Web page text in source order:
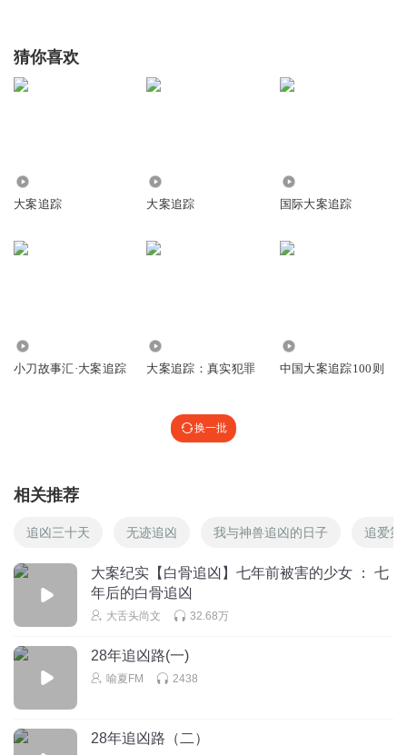
猜你喜欢
大案追踪 大案追踪 国际大案追踪
小刀故事汇·大案追踪 大案追踪：真实犯罪 中国大案追踪100则
换一批
相关推荐
追凶三十天 无迹追凶 我与神兽追凶的日子 追爱第
大案纪实【白骨追凶】七年前被害的少女 ： 七
年后的白骨追凶
大舌头尚文 32.68万
28年追凶路(一)
喻夏FM 2438
28年追凶路（二）